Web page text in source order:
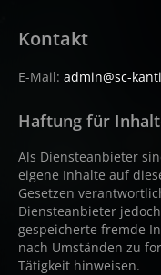
Kontakt
E-Mail: admin@sc-
Haftung für
Als Diensteanbieter
eigene Inhalte auf
Gesetzen
Diensteanbieter
gespeicherte fremde
nach Umständen zu
Tätigkeit hinweisen.